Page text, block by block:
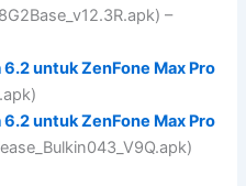
–
untuk ZenFone Max Pro
untuk ZenFone Max Pro